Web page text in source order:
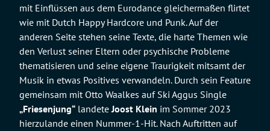
mit Einflüssen aus dem Eurodance gleichermaßen flirtet
wie mit Dutch Happy Hardcore und Punk. Auf der
anderen Seite stehen seine Texte, die harte Themen wie
den Verlust seiner Eltern oder psychische Probleme
thematisieren und seine eigene Traurigkeit mitsamt der
Musik in etwas Positives verwandeln. Durch sein Feature
gemeinsam mit Otto Waalkes auf Ski Aggus Single
„Friesenjung“ landeteJoost Klein im Sommer 2023
hierzulande einen Nummer-1-Hit. Nach Auftritten auf